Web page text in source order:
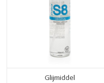
Glijmiddel